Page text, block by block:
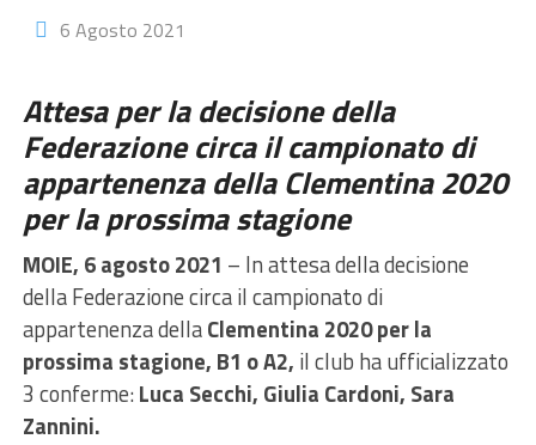
6 Agosto 2021
Attesa per la decisione della
Federazione circa il campionato di
appartenenza dellaClementina 2020
per la prossima stagione
MOIE, 6 agosto 2021 – In attesa della decisione
della Federazione circa il campionato di
appartenenza dellaClementina 2020 per la
prossima stagione, B1 o A2, il club ha ufficializzato
3 conferme:Luca Secchi, Giulia Cardoni, Sara
Zannini.